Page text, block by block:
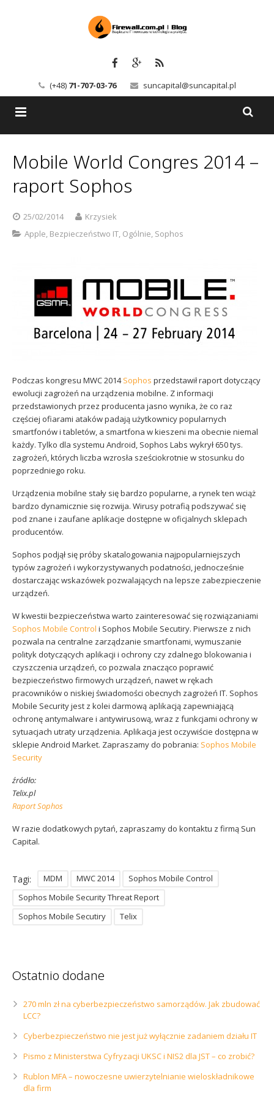
(+48) 71-707-03-76 suncapital@suncapital.pl
Kerio
Sophos
Usługi
Newsletter
Szkolenia
Polityka prywatności
Mobile World Congres 2014 –
raport Sophos
25/02/2014
Krzysiek
Apple, Bezpieczeństwo IT, Ogólnie, Sophos
Podczas kongresu MWC 2014Sophos przedstawił raport dotyczący
ewolucji zagrożeń na urządzenia mobilne. Z informacji
przedstawionych przez producenta jasno wynika, że co raz
częściej ofiarami ataków padają użytkownicy popularnych
smartfonów i tabletów, a smartfona w kieszeni ma obecnie niemal
każdy. Tylko dla systemu Android, Sophos Labs wykrył 650 tys.
zagrożeń, których liczba wzrosła sześciokrotnie w stosunku do
poprzedniego roku.
Urządzenia mobilne stały się bardzo popularne, a rynek ten wciąż
bardzo dynamicznie się rozwija. Wirusy potrafią podszywać się
pod znane i zaufane aplikacje dostępne w oficjalnych sklepach
producentów.
Sophos podjął się próby skatalogowania najpopularniejszych
typów zagrożeń i wykorzystywanych podatności, jednocześnie
dostarczając wskazówek pozwalających na lepsze zabezpieczenie
urządzeń.
W kwestii bezpieczeństwa warto zainteresować się rozwiązaniami
Sophos Mobile Control i Sophos Mobile Secutiry. Pierwsze z nich
pozwala na centralne zarządzanie smartfonami, wymuszanie
polityk dotyczących aplikacji i ochrony czy zdalnego blokowania i
czyszczenia urządzeń, co pozwala znacząco poprawić
bezpieczeństwo firmowych urządzeń, nawet w rękach
pracowników o niskiej świadomości obecnych zagrożeń IT. Sophos
Mobile Security jest z kolei darmową aplikacją zapewniającą
ochronę antymalware i antywirusową, wraz z funkcjami ochrony w
sytuacjach utraty urządzenia. Aplikacja jest oczywiście dostępna w
sklepie Android Market. Zapraszamy do pobrania: Sophos Mobile
Security
źródło:
Telix.pl
Raport Sophos
W razie dodatkowych pytań, zapraszamy do kontaktu z firmą Sun
Capital.
Tagi: MDM MWC 2014
Sophos Mobile Control
Sophos Mobile Security Threat Report
Sophos Mobile Secutiry
Telix
Ostatnio dodane
270 mln zł na cyberbezpieczeństwo samorządów. Jak zbudować
LCC?
Cyberbezpieczeństwo nie jest już wyłącznie zadaniem działu IT
Pismo z Ministerstwa Cyfryzacji UKSC i NIS2 dla JST – co zrobić?
Rublon MFA – nowoczesne uwierzytelnianie wieloskładnikowe
dla firm